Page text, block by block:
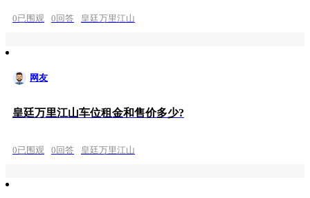
0已围观 0回答 皇廷万里江山
网友
皇廷万里江山车位租金和售价多少?
0已围观 0回答 皇廷万里江山